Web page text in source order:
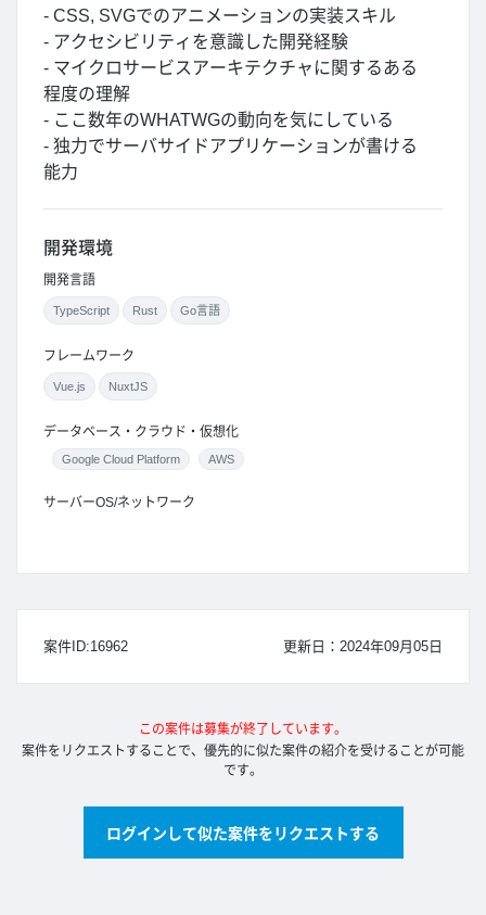
- CSS, SVGでのアニメーションの実装スキル
- アクセシビリティを意識した開発経験
- マイクロサービスアーキテクチャに関するある
程度の理解
- ここ数年のWHATWGの動向を気にしている
- 独力でサーバサイドアプリケーションが書ける
能力
開発環境
開発言語
TypeScript Rust Go言語
フレームワーク
Vue.js NuxtJS
データベース・クラウド・仮想化
Google Cloud Platform AWS
サーバーOS/ネットワーク
更新日：2024年09月05日
案件ID:16962
この案件は募集が終了しています。
案件をリクエストすることで、優先的に似た案件の紹介を受けることが可能
です。
ログインして似た案件をリクエストする